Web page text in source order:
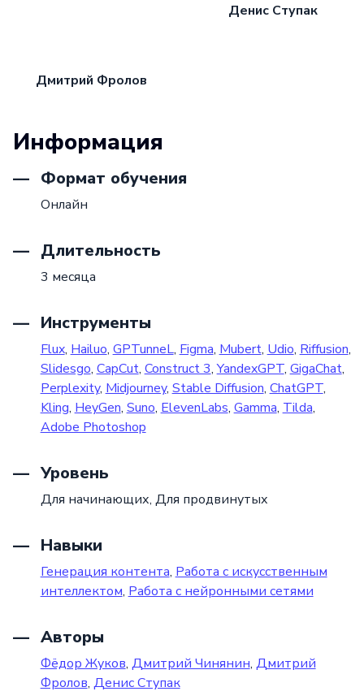
Дмитрий Фролов
Денис Ступак
Информация
Формат обучения
Онлайн
Длительность
3 месяца
Инструменты
Flux, Hailuo, GPTunneL, Figma, Mubert, Udio, Riffusion,
Slidesgo, CapCut, Construct 3,YandexGPT, GigaChat,
Perplexity, Midjourney, Stable Diffusion, ChatGPT,
Kling, HeyGen, Suno, ElevenLabs, Gamma, Tilda,
Adobe Photoshop
Уровень
Для начинающих, Для продвинутых
Навыки
Генерация контента, Работа с искусственным
интеллектом, Работа с нейронными сетями
Авторы
Фёдор Жуков, Дмитрий Чинянин, Дмитрий
Фролов, Денис Ступак